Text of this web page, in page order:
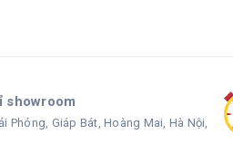
showroom
Phóng, Giáp Bát, Hoàng Mai, Hà Nội,